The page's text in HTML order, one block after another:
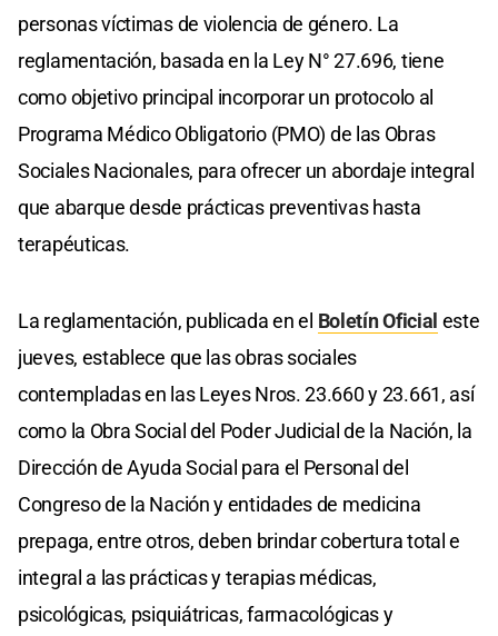
personas víctimas de violencia de género. La
reglamentación, basada en la Ley N° 27.696, tiene
como objetivo principal incorporar un protocolo al
Programa Médico Obligatorio (PMO) de las Obras
Sociales Nacionales, para ofrecer un abordaje integral
que abarque desde prácticas preventivas hasta
terapéuticas.
La reglamentación, publicada en el Boletín Oficial este
jueves, establece que las obras sociales
contempladas en las Leyes Nros. 23.660 y 23.661, así
como la Obra Social del Poder Judicial de la Nación, la
Dirección de Ayuda Social para el Personal del
Congreso de la Nación y entidades de medicina
prepaga, entre otros, deben brindar cobertura total e
integral a las prácticas y terapias médicas,
psicológicas, psiquiátricas, farmacológicas y